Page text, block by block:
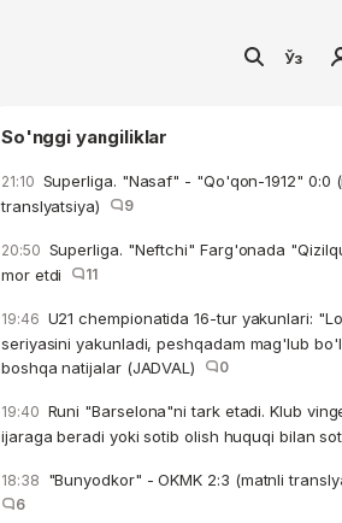
Ўз
So'nggi yangiliklar
21:10 Superliga. "Nasaf" - "Qo'qon-1912" 0:0
translyatsiya)
9
20:50 Superliga. "Neftchi" Farg'onada
mor etdi
11
19:46 U21 chempionatida 16-tur yakunlari:
seriyasini yakunladi, peshqadam mag'lub
boshqa natijalar (JADVAL)
0
19:40 Runi "Barselona"ni tark etadi. Klub
ijaraga beradi yoki sotib olish huquqi bilan
18:38 "Bunyodkor" - OKMK 2:3 (matnli
6